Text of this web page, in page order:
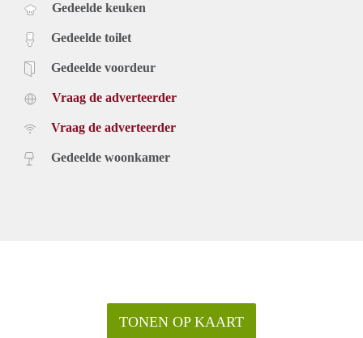
Gedeelde keuken
Gedeelde toilet
Gedeelde voordeur
Vraag de adverteerder
Vraag de adverteerder
Gedeelde woonkamer
TONEN OP KAART